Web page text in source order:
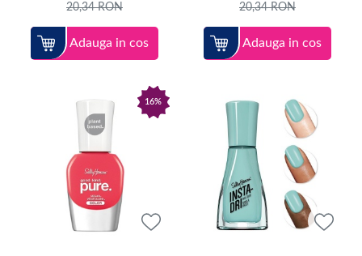
20,34RON
Adauga in cos
20,34RON
Adauga in cos
16%